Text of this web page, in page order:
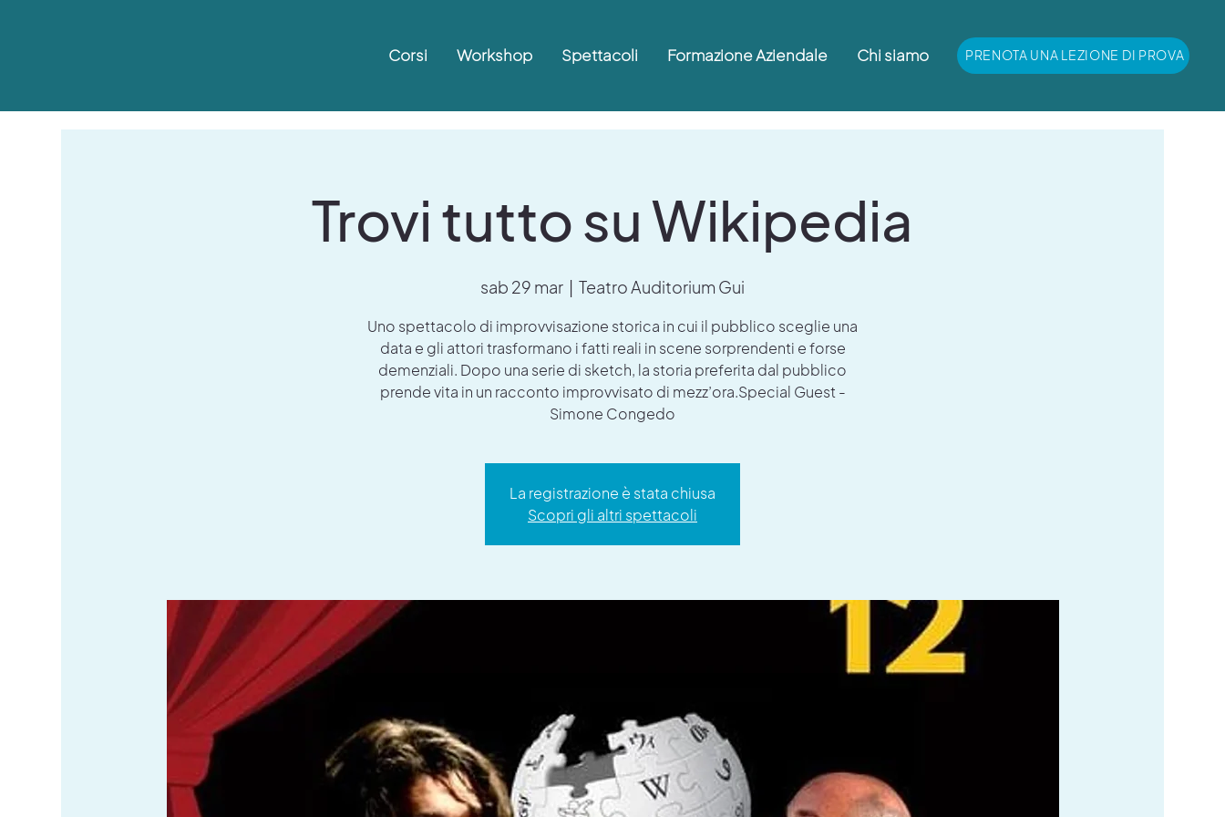
Corsi Workshop Spettacoli Formazione Aziendale Chi siamo PRENOTA UNA LEZIONE DI PROVA
Trovi tutto su Wikipedia
sab 29 mar Teatro Auditorium Gui
Uno spettacolo di improvvisazione storica in cui il pubblico sceglie una
data e gli attori trasformano i fatti reali in scene sorprendenti e forse
demenziali. Dopo una serie di sketch, la storia preferita dal pubblico
prende vita in un racconto improvvisato di mezz’ora.Special Guest -
Simone Congedo
La registrazione è stata chiusa
Scopri gli altri spettacoli